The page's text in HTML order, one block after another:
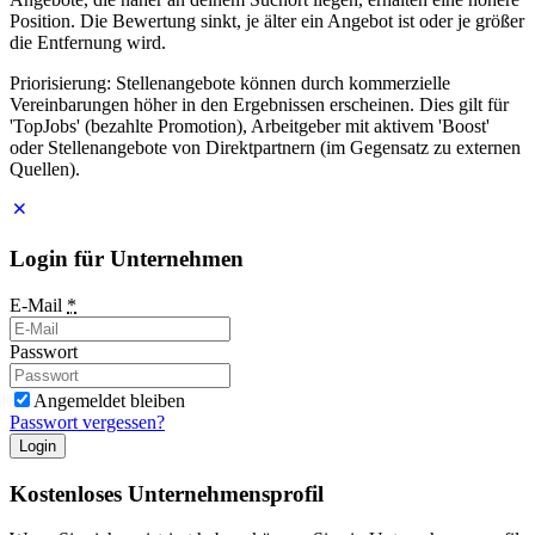
Position. Die Bewertung sinkt, je älter ein Angebot ist oder je größer
die Entfernung wird.
Priorisierung: Stellenangebote können durch kommerzielle
Vereinbarungen höher in den Ergebnissen erscheinen. Dies gilt für
'TopJobs' (bezahlte Promotion), Arbeitgeber mit aktivem 'Boost'
oder Stellenangebote von Direktpartnern (im Gegensatz zu externen
Quellen).
Login für Unternehmen
E-Mail *
Passwort
Angemeldet bleiben
Passwort vergessen?
Login
Kostenloses Unternehmensprofil